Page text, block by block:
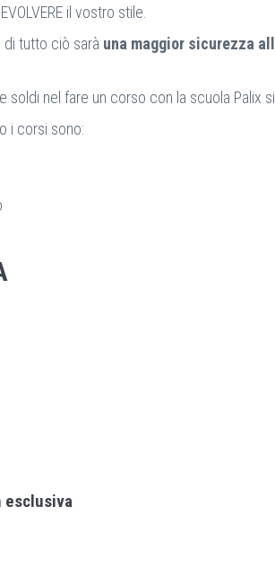
il vostro stile.
di tutto ciò sarà una maggior sicurezza
nel fare un corso con la scuola Palix
i corsi sono:
esclusiva